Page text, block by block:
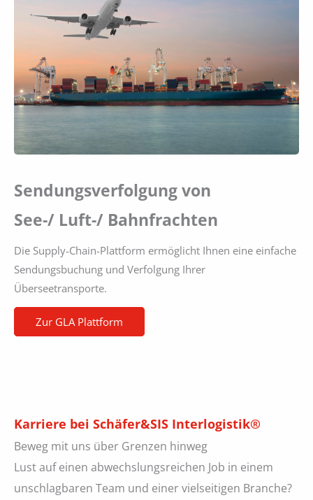
Sendungsverfolgung von
See-/ Luft-/ Bahnfrachten
Die Supply-Chain-Plattform ermöglicht Ihnen eine einfache
Sendungsbuchung und Verfolgung Ihrer
Überseetransporte.
Zur GLA Plattform
Karriere bei Schäfer&SIS Interlogistik®
Beweg mit uns über Grenzen hinweg
Lust auf einen abwechslungsreichen Job in einem
unschlagbaren Team und einer vielseitigen Branche?